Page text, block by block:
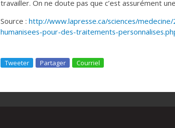
travailler. On ne doute pas que c’est assurément
Source : http://www.lapresse.ca/sciences/
humanisees-pour-des-traitements-
Tweeter Partager Courriel